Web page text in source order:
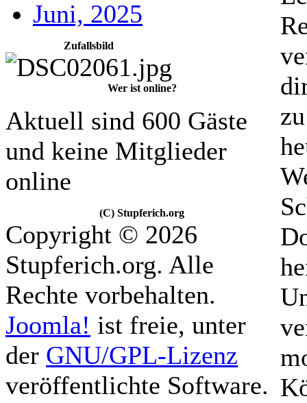
Juni, 2025
Zufallsbild
Wer ist online?
Aktuell sind 600 Gäste
und keine Mitglieder
online
(C) Stupferich.org
Copyright © 2026
Stupferich.org. Alle
Rechte vorbehalten.
Joomla! ist freie, unter
der GNU/GPL-Lizenz
veröffentlichte Software.